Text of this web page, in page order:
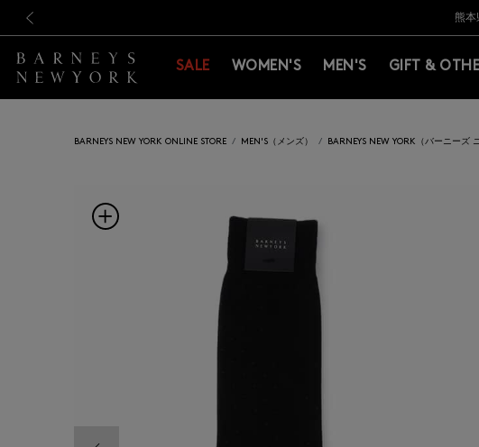
新規登録のお客様も対象！＜MY 【夏季
熊本
新規登録のお客様も対象！＜MY 【夏季
SALE WOMEN'S MEN'S GIFT &
BARNEYS NEW YORK ONLINE STORE MEN'S（メンズ） BARNEYS NEW YORK（バーニーズ